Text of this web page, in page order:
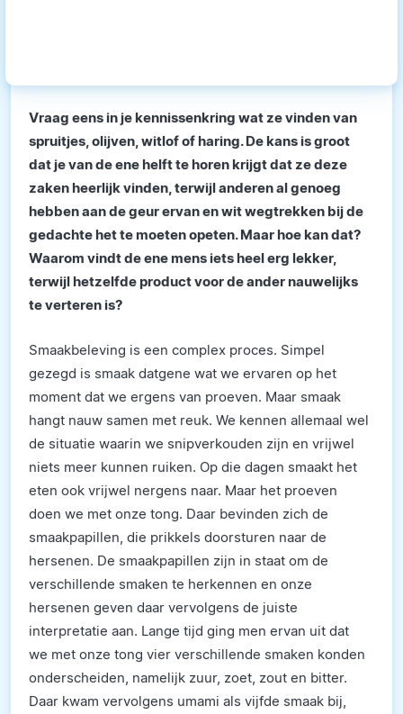
Vraag eens in je kennissenkring wat ze vinden van
spruitjes, olijven, witlof of haring. De kans is groot
dat je van de ene helft te horen krijgt dat ze deze
zaken heerlijk vinden, terwijl anderen al genoeg
hebben aan de geur ervan en wit wegtrekken bij de
gedachte het te moeten opeten. Maar hoe kan dat?
Waarom vindt de ene mens iets heel erg lekker,
terwijl hetzelfde product voor de ander nauwelijks
te verteren is?
Smaakbeleving is een complex proces. Simpel
gezegd is smaak datgene wat we ervaren op het
moment dat we ergens van proeven. Maar smaak
hangt nauw samen met reuk. We kennen allemaal wel
de situatie waarin we snipverkouden zijn en vrijwel
niets meer kunnen ruiken. Op die dagen smaakt het
eten ook vrijwel nergens naar. Maar het proeven
doen we met onze tong. Daar bevinden zich de
smaakpapillen, die prikkels doorsturen naar de
hersenen. De smaakpapillen zijn in staat om de
verschillende smaken te herkennen en onze
hersenen geven daar vervolgens de juiste
interpretatie aan. Lange tijd ging men ervan uit dat
we met onze tong vier verschillende smaken konden
onderscheiden, namelijk zuur, zoet, zout en bitter.
Daar kwam vervolgens umami als vijfde smaak bij,